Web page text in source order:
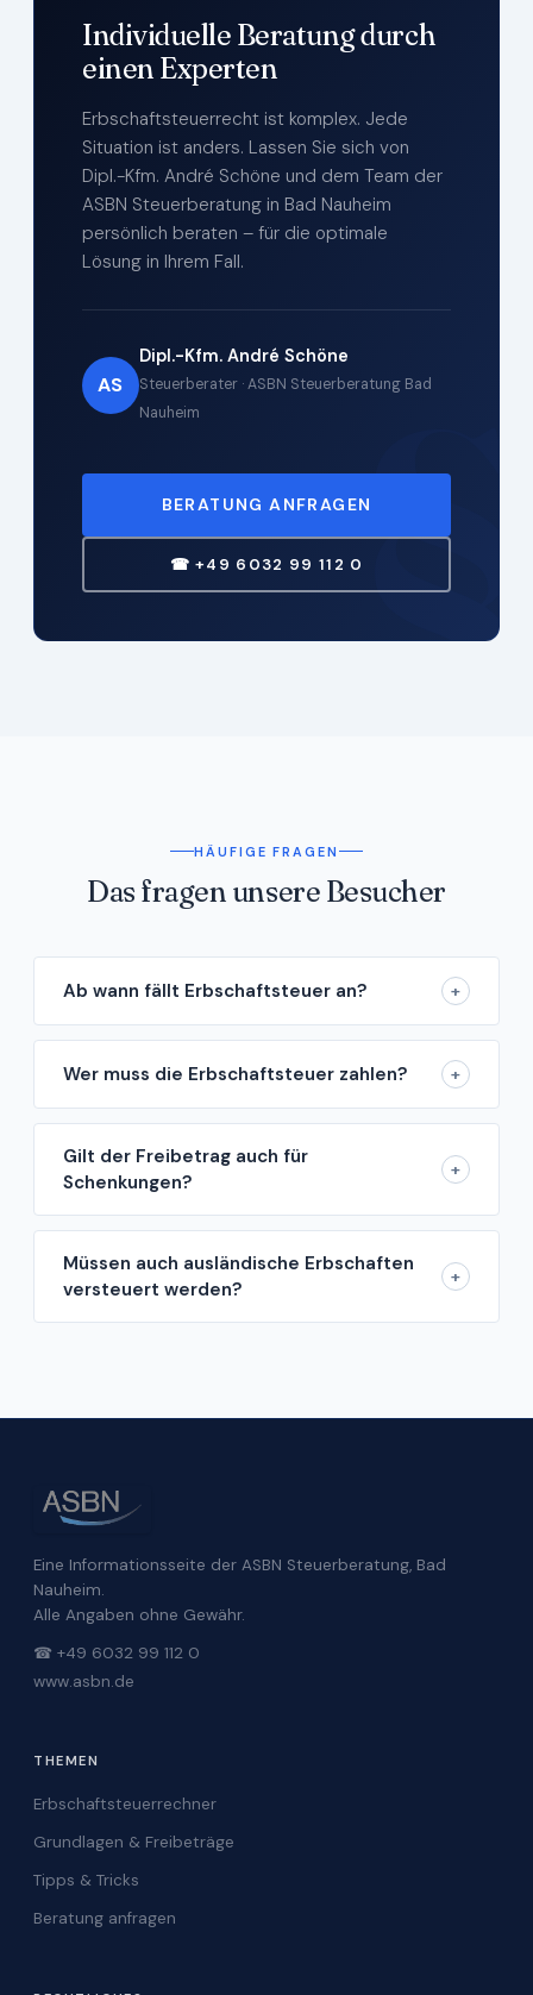
§
Individuelle Beratung durch
einen Experten
Erbschaftsteuerrecht ist komplex. Jede
Situation ist anders. Lassen Sie sich von
Dipl.-Kfm. André Schöne und dem Team der
ASBN Steuerberatung in Bad Nauheim
persönlich beraten – für die optimale
Lösung in Ihrem Fall.
AS
Dipl.-Kfm. André Schöne
Steuerberater · ASBN Steuerberatung Bad
Nauheim
BERATUNG ANFRAGEN
☎ +49 6032 99 112 0
HÄUFIGE FRAGEN
Das fragen unsere Besucher
Ab wann fällt Erbschaftsteuer an? +
Wer muss die Erbschaftsteuer zahlen? +
Gilt der Freibetrag auch für
Schenkungen?
+
Müssen auch ausländische Erbschaften
versteuert werden?
+
Eine Informationsseite der ASBN Steuerberatung, Bad
Nauheim.
Alle Angaben ohne Gewähr.
☎ +49 6032 99 112 0
www.asbn.de
THEMEN
Erbschaftsteuerrechner
Grundlagen & Freibeträge
Tipps & Tricks
Beratung anfragen